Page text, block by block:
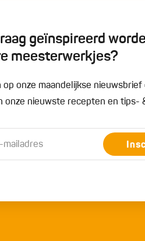
geïnspireerd
meesterwerkjes?
op onze maandelijkse nieuwsbrief
onze nieuwste recepten en tips-